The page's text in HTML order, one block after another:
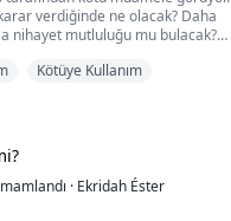
verdiğinde ne olacak? Daha
nihayet mutluluğu mu bulacak?
ve halkını korumak istiyor.
onları daha da yakınla...
Kötüye Kullanım
· Ekridah Éster